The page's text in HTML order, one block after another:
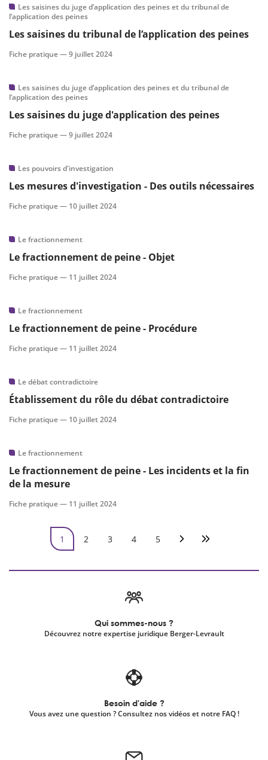
Les saisines du juge d’application des peines et du tribunal de
l’application des peines
Les saisines du tribunal de l’application des peines
Fiche pratique —9 juillet 2024
Les saisines du juge d’application des peines et du tribunal de
l’application des peines
Les saisines du juge d'application des peines
Fiche pratique —9 juillet 2024
Les pouvoirs d'investigation
Les mesures d'investigation - Des outils nécessaires
Fiche pratique — 10 juillet 2024
Le fractionnement
Le fractionnement de peine - Objet
Fiche pratique — 11 juillet 2024
Le fractionnement
Le fractionnement de peine - Procédure
Fiche pratique — 11 juillet 2024
Le débat contradictoire
Établissement du rôle du débat contradictoire
Fiche pratique — 10 juillet 2024
Le fractionnement
Le fractionnement de peine - Les incidents et la fin
de la mesure
Fiche pratique — 11 juillet 2024
Page courante
1 Page
2 Page
3 Page
4 Page
5 Page suivanteDernière page
Qui sommes-nous ?
Découvrez notre expertise juridique Berger-Levrault
Besoin d'aide ?
Vous avez une question ? Consultez nos vidéos et notre FAQ !